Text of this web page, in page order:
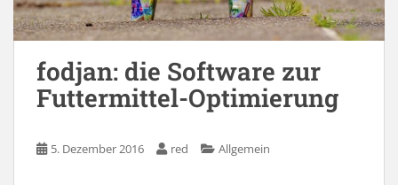
fodjan: die Software zur
Futtermittel-Optimierung
5. Dezember 2016 red Allgemein